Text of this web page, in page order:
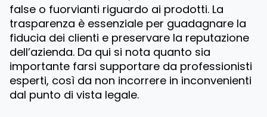
false o fuorvianti riguardo ai prodotti. La
trasparenza è essenziale per guadagnare la
fiducia dei clienti e preservare la reputazione
dell’azienda. Da qui si nota quanto sia
importante farsi supportare da professionisti
esperti, così da non incorrere in inconvenienti
dal punto di vista legale.